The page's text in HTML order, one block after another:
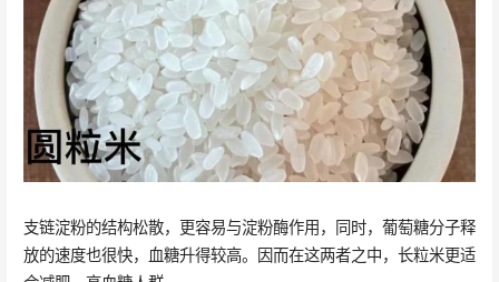
支链淀粉的结构松散，更容易与淀粉酶作用，同时，葡萄糖分子释
放的速度也很快，血糖升得较高。因而在这两者之中，长粒米更适